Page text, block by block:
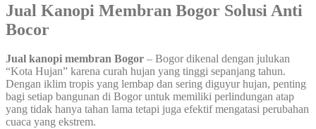
Jual Kanopi Membran Bogor Solusi Anti
Bocor
Jual kanopi membran Bogor – Bogor dikenal dengan julukan
“Kota Hujan” karena curah hujan yang tinggi sepanjang tahun.
Dengan iklim tropis yang lembap dan sering diguyur hujan, penting
bagi setiap bangunan di Bogor untuk memiliki perlindungan atap
yang tidak hanya tahan lama tetapi juga efektif mengatasi perubahan
cuaca yang ekstrem.